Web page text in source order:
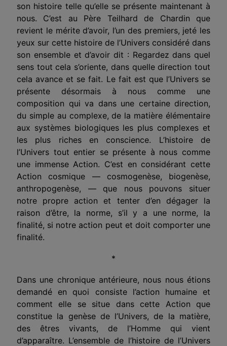
son histoire telle qu’elle se présente maintenant à
nous. C’est au Père Teilhard de Chardin que
revient le mérite d’avoir, l’un des premiers, jeté les
yeux sur cette histoire de l’Univers considéré dans
son ensemble et d’avoir dit : Regardez dans quel
sens tout cela s’oriente, dans quelle direction tout
cela avance et se fait. Le fait est que l’Univers se
présente désormais à nous comme une
composition qui va dans une certaine direction,
du simple au complexe, de la matière élémentaire
aux systèmes biologiques les plus complexes et
les plus riches en conscience. L’histoire de
l’Univers tout entier se présente à nous comme
une immense Action. C’est en considérant cette
Action cosmique — cosmogenèse, biogenèse,
anthropogenèse, — que nous pouvons situer
notre propre action et tenter d’en dégager la
raison d’être, la norme, s’il y a une norme, la
finalité, si notre action peut et doit comporter une
finalité.
*
Dans une chronique antérieure, nous nous étions
demandé en quoi consiste l’action humaine et
comment elle se situe dans cette Action que
constitue la genèse de l’Univers, de la matière,
des êtres vivants, de l’Homme qui vient
d’apparaître. L’ensemble de l’histoire de l’Univers